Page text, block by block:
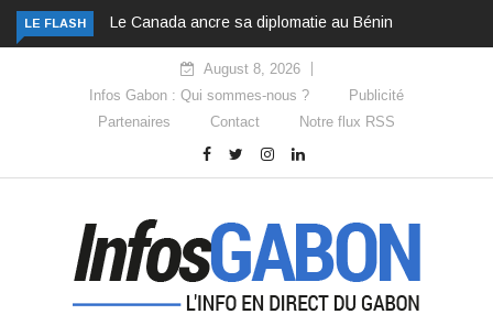
LE FLASH Le Canada ancre sa diplomatie au Bénin
August 8, 2026
Infos Gabon : Qui sommes-nous ?
Publicité
Partenaires
Contact Notre flux RSS